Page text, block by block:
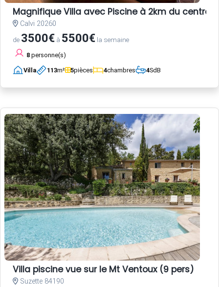
Magnifique Villa avec Piscine à 2km du centre-
Calvi 20260
de 3500€ à 5500€ la semaine
8 personne(s)
Villa 113m² 5pièces 4chambres 4SdB
Villa piscine vue sur le Mt Ventoux (9 pers)
Suzette 84190